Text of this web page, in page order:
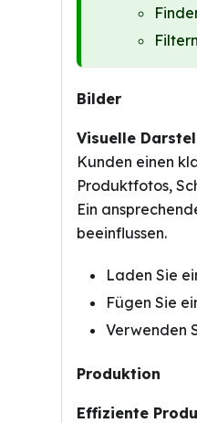
Bilder
Visuelle
Kunden einen
Produktfotos,
Ein
beeinflussen.
Laden Sie
Fügen Sie
Verwenden
Produktion
Effiziente